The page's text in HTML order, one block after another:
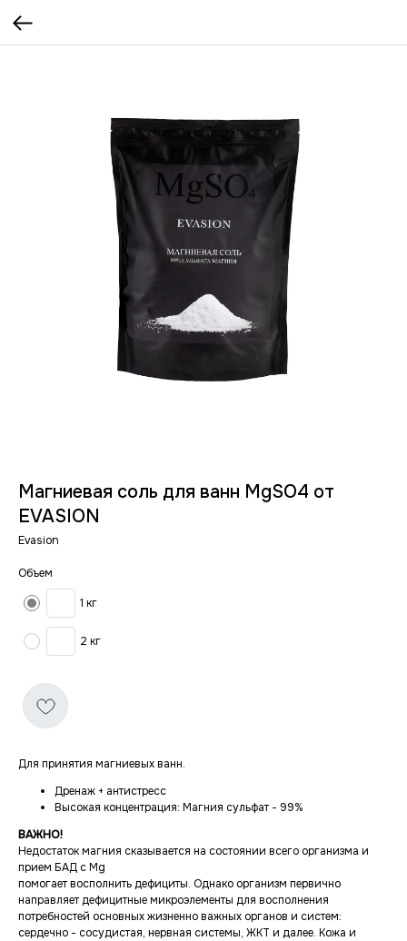
Магниевая соль для ванн MgSO4 от
EVASION
Evasion
Объем
1 кг
2 кг
Для принятия магниевых ванн.
Дренаж + антистресс
Высокая концентрация: Магния сульфат - 99%
ВАЖНО!
Недостаток магния сказывается на состоянии всего организма и
прием БАД с Mg
помогает восполнить дефициты. Однако организм первично
направляет дефицитные микроэлементы для восполнения
потребностей основных жизненно важных органов и систем:
сердечно - сосудистая, нервная системы, ЖКТ и далее. Кожа и